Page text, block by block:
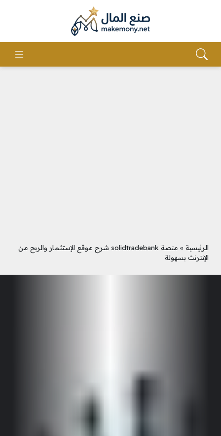
الرئيسية »
منصة solidtradebank شرح موقع الإستثمار والربح من
الإنترنت بسهولة